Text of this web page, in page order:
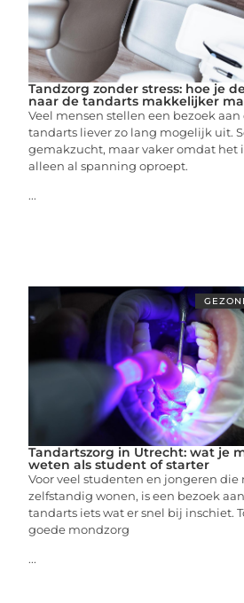
Tandzorg zonder stress: hoe je
naar de tandarts makkelijker
Veel mensen stellen een bezoek aan
tandarts liever zo lang mogelijk uit.
gemakzucht, maar vaker omdat het
alleen al spanning oproept.
...
Tandartszorg in Utrecht: wat je
weten als student of starter
Voor veel studenten en jongeren die
zelfstandig wonen, is een bezoek
tandarts iets wat er snel bij inschiet.
goede mondzorg
...